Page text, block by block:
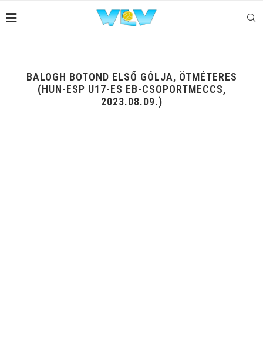
BALOGH BOTOND ELSŐ GÓLJA, ÖTMÉTERES
(HUN-ESP U17-ES EB-CSOPORTMECCS,
2023.08.09.)